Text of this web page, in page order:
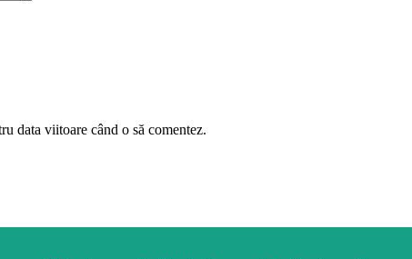
data viitoare când o să comentez.